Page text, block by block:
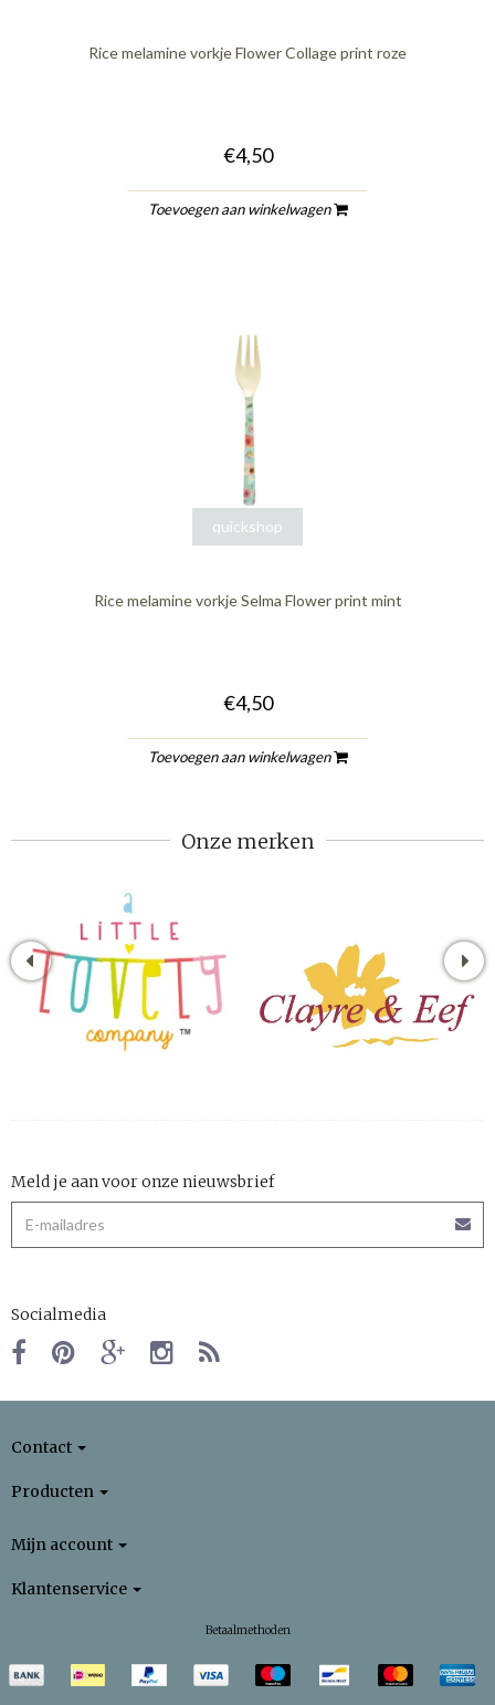
Rice melamine vorkje Flower Collage print roze
€4,50
Toevoegen aan winkelwagen
quickshop
Rice melamine vorkje Selma Flower print mint
€4,50
Toevoegen aan winkelwagen
Onze merken
Meld je aan voor onze nieuwsbrief
Socialmedia
Contact
Producten
Mijn account
Klantenservice
Betaalmethoden